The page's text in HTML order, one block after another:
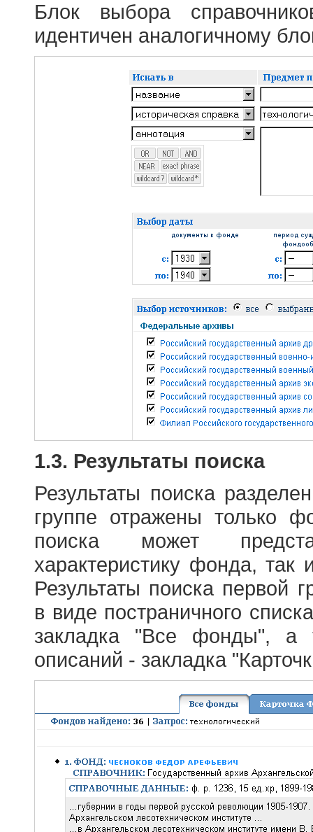
Блок выбора
идентичен аналогичному
1.3. Результаты поиска
Результаты поиска
группе отражены только
поиска может
характеристику фонда,
Результаты поиска первой
в виде постраничного
закладка "Все фонды", а
описаний - закладка